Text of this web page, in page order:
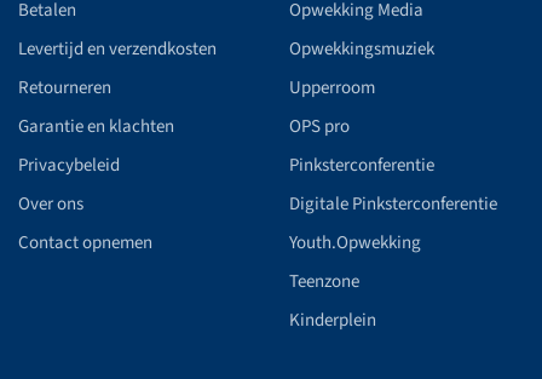
Betalen
Levertijd en verzendkosten
Retourneren
Garantie en klachten
Privacybeleid
Over ons
Contact opnemen
Opwekking Media
Opwekkingsmuziek
Upperroom
OPS pro
Pinksterconferentie
Digitale Pinksterconferentie
Youth.Opwekking
Teenzone
Kinderplein